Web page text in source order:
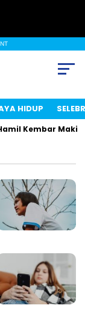
HIDUP
Kembar Makin